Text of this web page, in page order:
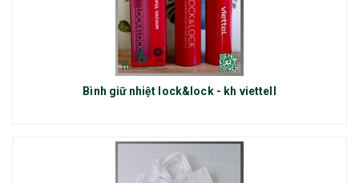
Bình giữ nhiệt lock&lock - kh viettell